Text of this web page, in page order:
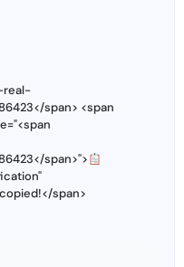
real-
span> <span
span>">
span>